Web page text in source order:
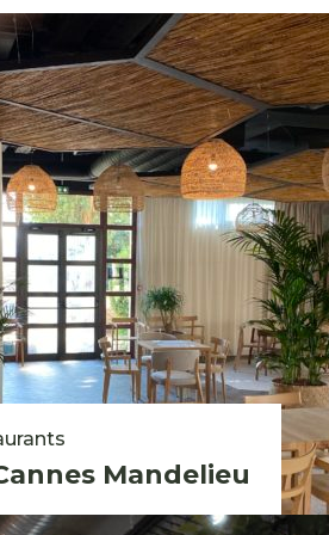
Mandelieu